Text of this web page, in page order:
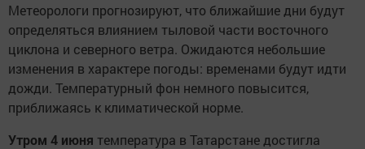
Метеорологи прогнозируют, что ближайшие дни будут
определяться влиянием тыловой части восточного
циклона и северного ветра. Ожидаются небольшие
изменения в характере погоды: временами будут идти
дожди. Температурный фон немного повысится,
приближаясь к климатической норме.
Утром 4 июня температура в Татарстане достигла